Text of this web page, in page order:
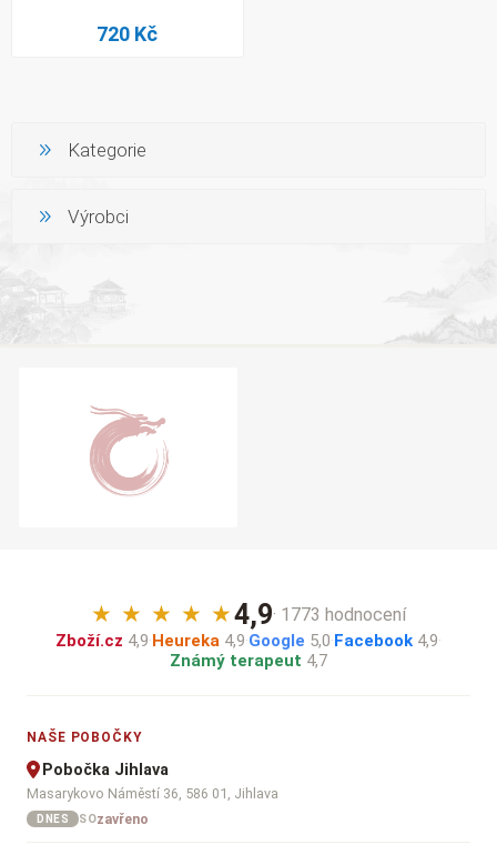
720 Kč
Kategorie
Výrobci
★ ★ ★ ★ ★4,9· 1773 hodnocení
Zboží.cz 4,9·Heureka 4,9·Google 5,0·Facebook 4,9·
Známý terapeut 4,7
NAŠE POBOČKY
Pobočka Jihlava
Masarykovo Náměstí 36, 586 01, Jihlava
DNES SOzavřeno